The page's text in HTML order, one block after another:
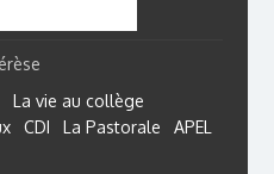
La vie au collège
CDI La Pastorale APEL